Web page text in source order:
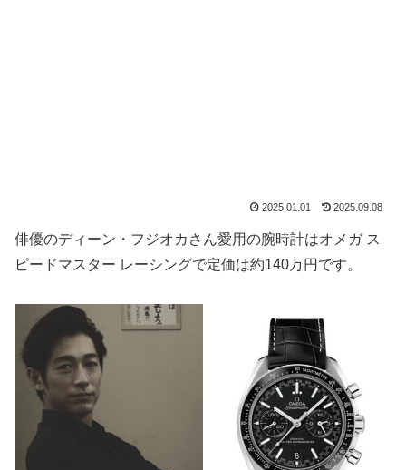
2025.01.01 2025.09.08
俳優のディーン・フジオカさん愛用の腕時計はオメガ ス
ピードマスター レーシングで定価は約140万円です。